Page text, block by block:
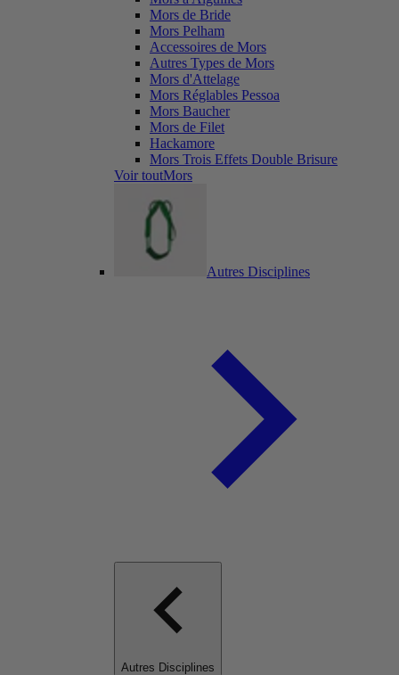
Mors de Bride
Mors Pelham
Accessoires de Mors
Autres Types de Mors
Mors d'Attelage
Mors Réglables Pessoa
Mors Baucher
Mors de Filet
Hackamore
Mors Trois Effets Double Brisure
Voir toutMors
Autres Disciplines
Autres Disciplines